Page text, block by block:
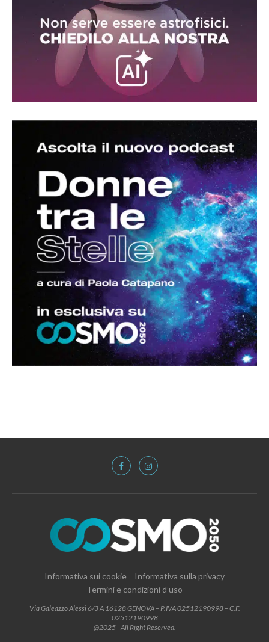
Informativa sui cookie
Informativa sulla privacy
Termini e condizioni d’uso
Via Galeazzo Alessi 6/3 A 16128 GENOVA – P.IVA 02512190998 – C.F.
02512190998
@2025 - All Right Reserved.